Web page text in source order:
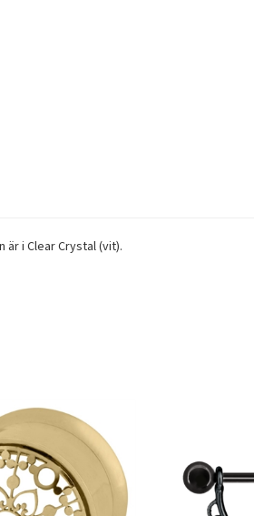
i Clear Crystal (vit).